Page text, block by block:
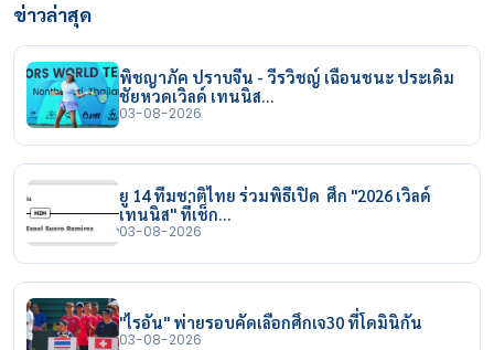
ข่าวล่าสุด
พิชญาภัค ปราบจีน - วีรวิชญ์ เฉือนชนะ ประเดิม
ชัยหวดเวิลด์ เทนนิส…
03-08-2026
ยู 14 ทีมชาติไทย ร่วมพิธีเปิด ศึก "2026 เวิลด์
เทนนิส" ที่เช็ก…
03-08-2026
"ไรอัน" พ่ายรอบคัดเลือกศึกเจ30 ที่โดมินิกัน
03-08-2026